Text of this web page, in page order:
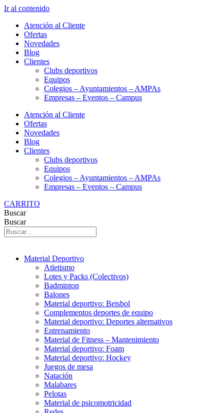
Ir al contenido
Atención al Cliente
Ofertas
Novedades
Blog
Clientes
Clubs deportivos
Equipos
Colegios – Ayuntamientos – AMPAs
Empresas – Eventos – Campus
Atención al Cliente
Ofertas
Novedades
Blog
Clientes
Clubs deportivos
Equipos
Colegios – Ayuntamientos – AMPAs
Empresas – Eventos – Campus
CARRITO
Buscar
Buscar
Material Deportivo
Atletismo
Lotes y Packs (Colectivos)
Badminton
Balones
Material deportivo: Beisbol
Complementos deportes de equipo
Material deportivo: Deportes alternativos
Entrenamiento
Material de Fitness – Mantenimiento
Material deportivo: Foam
Material deportivo: Hockey
Juegos de mesa
Natación
Malabares
Pelotas
Material de psicomotricidad